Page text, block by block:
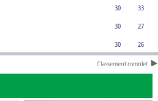
30
33
30
27
30 26
Classement complet